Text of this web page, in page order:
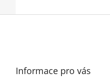
Informace pro vás